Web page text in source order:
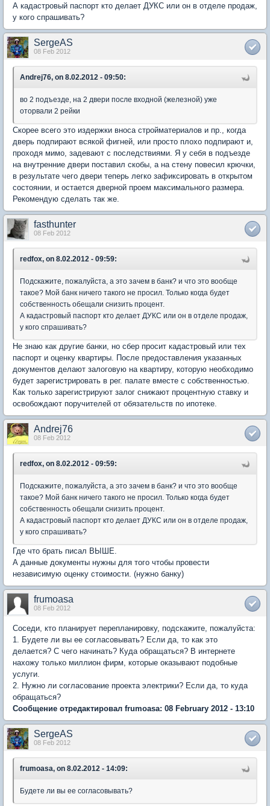
А кадастровый паспорт кто делает ДУКС или он в отделе продаж,
у кого спрашивать?
SergeAS
08 Feb 2012
Andrej76, on 8.02.2012 - 09:50:
во 2 подъезде, на 2 двери после входной (железной) уже
оторвали 2 рейки
Скорее всего это издержки вноса стройматериалов и пр., когда
дверь подпирают всякой фигней, или просто плохо подпирают и,
проходя мимо, задевают с последствиями. Я у себя в подъезде
на внутренние двери поставил скобы, а на стену повесил крючки,
в результате чего двери теперь легко зафиксировать в открытом
состоянии, и остается дверной проем максимального размера.
Рекомендую сделать так же.
fasthunter
08 Feb 2012
redfox, on 8.02.2012 - 09:59:
Подскажите, пожалуйста, а это зачем в банк? и что это вообще
такое? Мой банк ничего такого не просил. Только когда будет
собственность обещали снизить процент.
А кадастровый паспорт кто делает ДУКС или он в отделе продаж,
у кого спрашивать?
Не знаю как другие банки, но сбер просит кадастровый или тех
паспорт и оценку квартиры. После предоставления указанных
документов делают залоговую на квартиру, которую необходимо
будет зарегистрировать в рег. палате вместе с собственностью.
Как только зарегистрируют залог снижают процентную ставку и
освобождают поручителей от обязательств по ипотеке.
Andrej76
08 Feb 2012
redfox, on 8.02.2012 - 09:59:
Подскажите, пожалуйста, а это зачем в банк? и что это вообще
такое? Мой банк ничего такого не просил. Только когда будет
собственность обещали снизить процент.
А кадастровый паспорт кто делает ДУКС или он в отделе продаж,
у кого спрашивать?
Где что брать писал ВЫШЕ.
А данные документы нужны для того чтобы провести
независимую оценку стоимости. (нужно банку)
frumoasa
08 Feb 2012
Соседи, кто планирует перепланировку, подскажите, пожалуйста:
1. Будете ли вы ее согласовывать? Если да, то как это
делается? С чего начинать? Куда обращаться? В интернете
нахожу только миллион фирм, которые оказывают подобные
услуги.
2. Нужно ли согласование проекта электрики? Если да, то куда
обращаться?
Сообщение отредактировал frumoasa: 08 February 2012 - 13:10
SergeAS
08 Feb 2012
frumoasa, on 8.02.2012 - 14:09:
Будете ли вы ее согласовывать?